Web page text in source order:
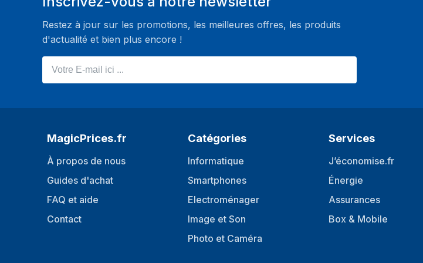
Restez à jour sur les promotions, les meilleures offres, les produits
d'actualité et bien plus encore !
MagicPrices.fr
À propos de nous
Guides d'achat
FAQ et aide
Contact
Catégories
Informatique
Smartphones
Electroménager
Image et Son
Photo et Caméra
Services
J’économise.fr
Énergie
Assurances
Box & Mobile